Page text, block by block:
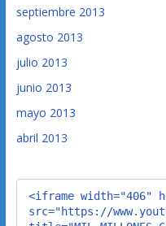
septiembre 2013
agosto 2013
julio 2013
junio 2013
mayo 2013
abril 2013
<iframe width="406"
src="https://